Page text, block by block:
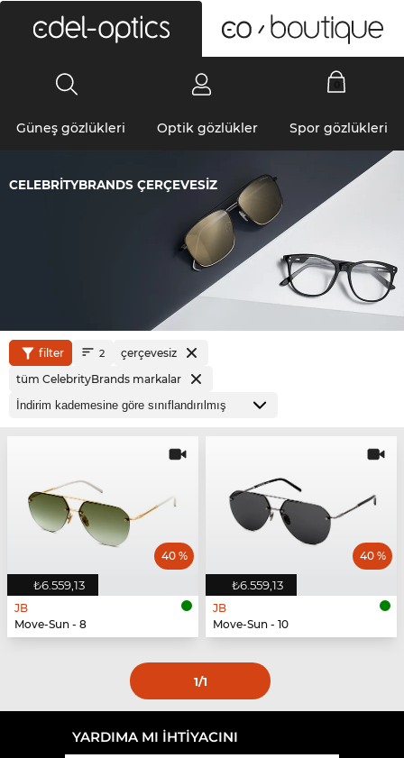
Güneş gözlükleri Optik gözlükler Spor gözlükleri
CELEBRITYBRANDS ÇERÇEVESIZ
filter 2
çerçevesiz
tüm CelebrityBrands markalar
₺6.559,13
40 %
JB
Move-Sun - 8
₺6.559,13
40 %
JB
Move-Sun - 10
1/1
YARDIMA MI IHTIYACINI